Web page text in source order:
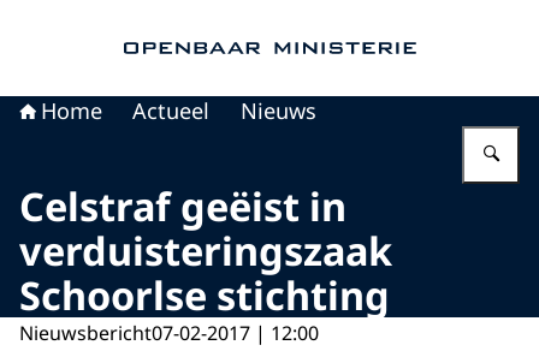
Home Actueel Nieuws
Celstraf geëist in
verduisteringszaak
Schoorlse stichting
Nieuwsbericht07-02-2017 | 12:00